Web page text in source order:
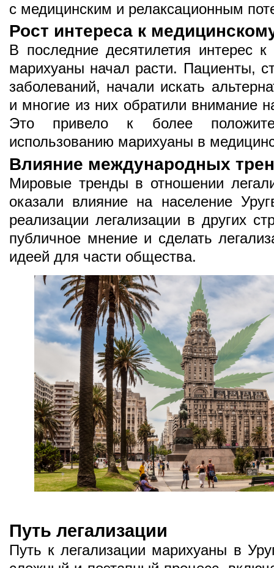
с медицинским и релаксационным
Рост интереса к
В последние десятилетия интерес
марихуаны начал расти. Пациенты,
заболеваний, начали искать
и многие из них обратили внимание
Это привело к более
использованию марихуаны в
Влияние международных
Мировые тренды в отношении
оказали влияние на население
реализации легализации в других
публичное мнение и сделать
идеей для части общества.
Путь легализации
Путь к легализации марихуаны в